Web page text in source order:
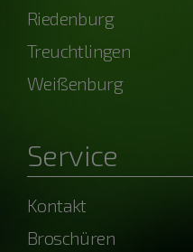
Riedenburg
Treuchtlingen
Weißenburg
Service
Kontakt
Broschüren